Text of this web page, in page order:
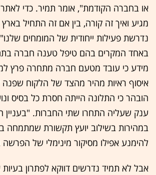
או בחברה הקודמת", אומר תמיר. כדי לאתר
מגיע ואיך זה קורה, בין אם זה התחיל
נדרשת פעילות ייחודית של המומחים
באחד המקרים בהם טיפל טענה חברה
מידע כי עובד מטעם חברה מתחרה פרץ
איסוף ראיות מהיר מהצד של הלקוח שפנה
הובהר כי התלונה הייתה חסרת כל בסיס
ענק שעליה התחרו שתי החברות. "בעניין
במהירות בשילוב יועץ תקשורת שמתמחה
להימנע אפילו מסיקור מינימלי של
אבל לא תמיד נדרשים דווקא לפתרון